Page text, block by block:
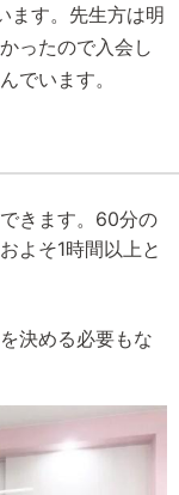
ます。先生方は明
ったので入会し
でいます。
きます。60分の
よそ1時間以上と
決める必要もな